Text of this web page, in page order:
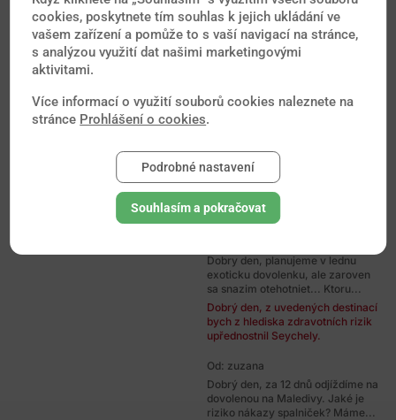
Dobrý den, Doporučuji
zkontrolovat platnost očkování
proti tetanu a realizovat očkování
proti...
Dobrý den prosím mám takový
dotaz manželka je v 5tt a na
noc...
Dobrý den, v Evropě se horečka
Zika endemicky nevyskytuje, v
tomto ohledu nemusíte mít
obavy...
Dobry den, planujeme v lednu
exoticku dovolenku, ale zaroven
sa snazim otehotniet... Ktoru...
Dobrý den, z uvedených destinací
bych z hlediska zdravotních rizik
upřednostnil Seychely.
Od: zuzana
Dobrý den, za 12 dnů odjíždíme na
dovolenou na Maledivy. Jaké je
riziko nákazy spalniček? Máme...
cookies, poskytnete tím souhlas k jejich ukládání ve
vašem zařízení a pomůže to s vaší navigací na stránce,
s analýzou využití dat našimi marketingovými
aktivitami.
Více informací o využití souborů cookies naleznete na
stránce Prohlášení o cookies.
Podrobné nastavení
Souhlasím a pokračovat